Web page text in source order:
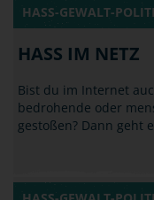
HASS-GEWALT-
HASS IM NETZ
Bist du im Internet
bedrohende oder
gestoßen? Dann geht